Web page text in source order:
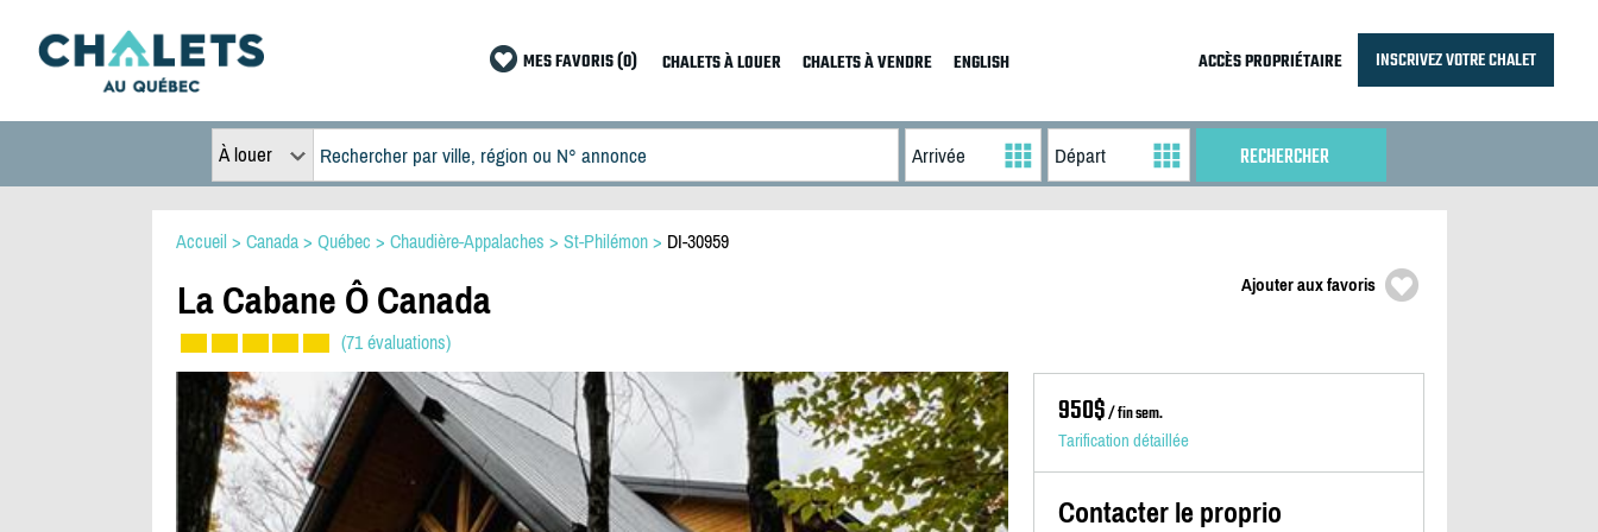
MES FAVORIS (0) CHALETS À LOUER CHALETS À VENDRE ENGLISH ACCÈS PROPRIÉTAIRE INSCRIVEZ VOTRE CHALET
À louer
Accueil > Canada> Québec > Chaudière-Appalaches > St-Philémon> DI-30959
La Cabane Ô Canada
(71 évaluations)
Ajouter aux favoris
950$/ fin sem.
Tarification détaillée
Contacter le proprio